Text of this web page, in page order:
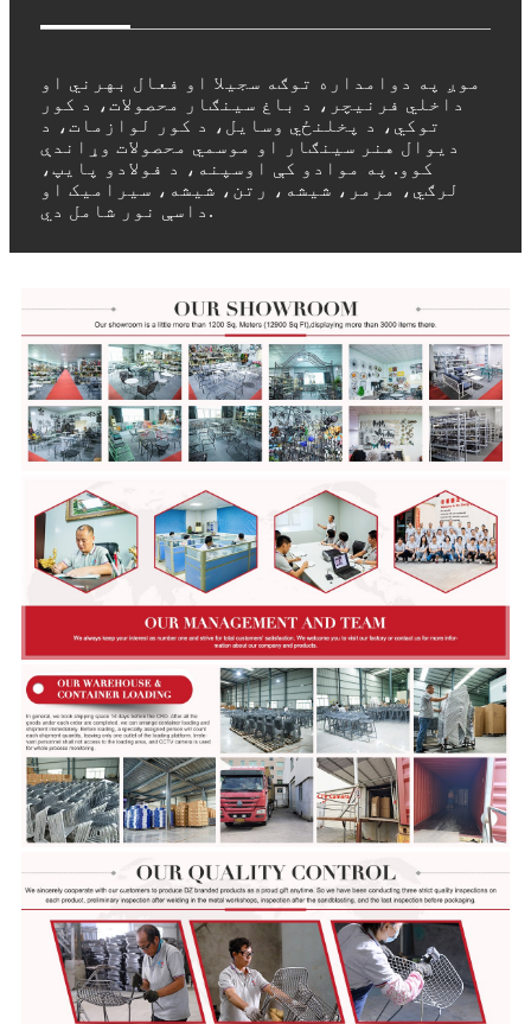
موږ په دوامداره توګه سجیلا او فعال بهرني او
داخلي فرنیچر، د باغ سینګار محصولات، د کور
توکي، د پخلنځي وسایل، د کور لوازمات، د
دیوال هنر سینګار او موسمي محصولات وړاندې
کوو. په موادو کې اوسپنه، د فولادو پایپ،
لرګي، مرمر، شیشه، رتن، شیشه، سیرامیک او
داسې نور شامل دي.